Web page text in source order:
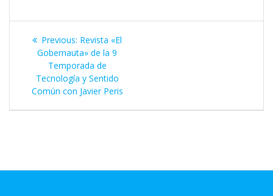
Navegación
entradas
Previous: Previous
post:
Revista «El
Gobernauta» de la 9
Temporada de
Tecnología y Sentido
Común con Javier Peris